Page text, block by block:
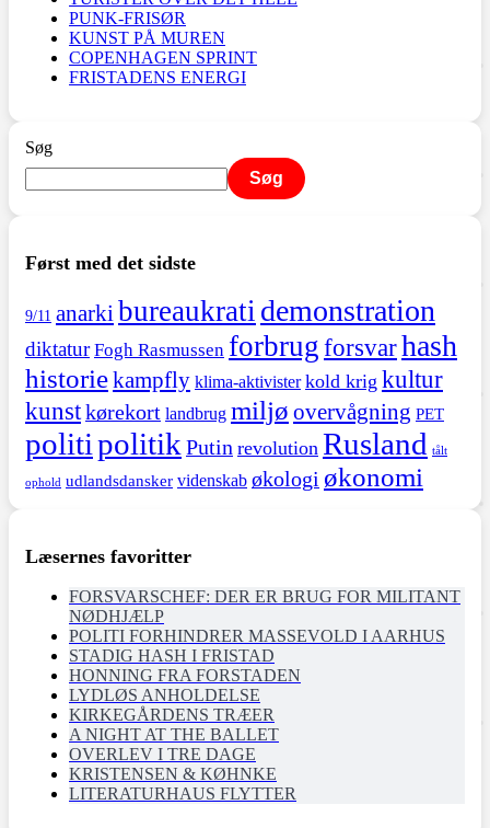
PUNK-FRISØR
KUNST PÅ MUREN
COPENHAGEN SPRINT
FRISTADENS ENERGI
Søg
Søg
Først med det sidste
9/11 anarki bureaukrati demonstration
diktatur Fogh Rasmussen forbrugforsvarhash
historiekampfly klima-aktivister kold krig kultur
kunstkørekort landbrug miljø overvågning PET
politipolitik Putin revolution Rusland tålt
ophold udlandsdansker videnskab økologi økonomi
Læsernes favoritter
FORSVARSCHEF: DER ER BRUG FOR MILITANT
NØDHJÆLP
POLITI FORHINDRER MASSEVOLD I AARHUS
STADIG HASH I FRISTAD
HONNING FRA FORSTADEN
LYDLØS ANHOLDELSE
KIRKEGÅRDENS TRÆER
A NIGHT AT THE BALLET
OVERLEV I TRE DAGE
KRISTENSEN & KØHNKE
LITERATURHAUS FLYTTER